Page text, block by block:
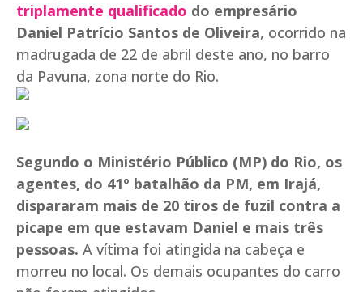
triplamente qualificado do empresário
Daniel Patrício Santos de Oliveira, ocorrido na
madrugada de 22 de abril deste ano, no barro
da Pavuna, zona norte do Rio.
Segundo o Ministério Público (MP) do Rio, os
agentes, do 41º batalhão da PM, em Irajá,
dispararam mais de 20 tiros de fuzil contra a
picape em que estavam Daniel e mais três
pessoas. A vítima foi atingida na cabeça e
morreu no local. Os demais ocupantes do carro